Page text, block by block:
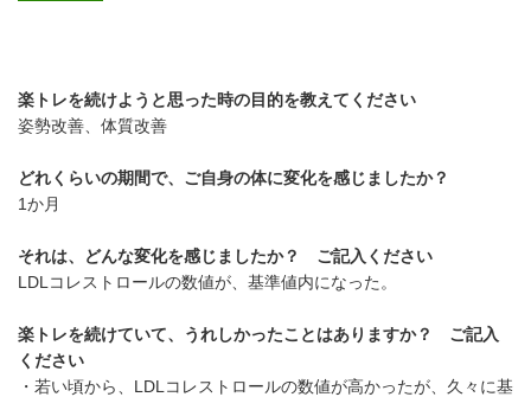
楽トレを続けようと思った時の目的を教えてください
姿勢改善、体質改善
どれくらいの期間で、ご自身の体に変化を感じましたか？
1か月
それは、どんな変化を感じましたか？ ご記入ください
LDLコレストロールの数値が、基準値内になった。
楽トレを続けていて、うれしかったことはありますか？ ご記入
ください
・若い頃から、LDLコレストロールの数値が高かったが、久々に基